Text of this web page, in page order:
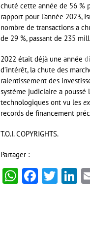
chuté cette année de 56 %
rapport pour l’année 2023,
nombre de transactions a
de 29 %, passant de 235
2022 était déjà une année
d’intérêt, la chute des
ralentissement des
système judiciaire a poussé
technologiques ont vu les
records de financement
T.O.I. COPYRIGHTS.
Partager :
WhatsApp